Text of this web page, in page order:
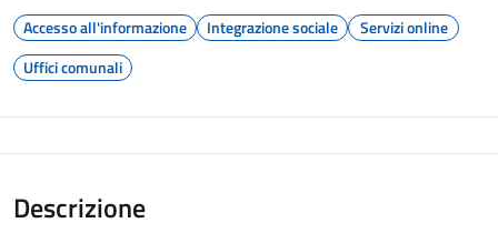
Accesso all'informazione Integrazione sociale
Servizi online
Uffici comunali
Descrizione